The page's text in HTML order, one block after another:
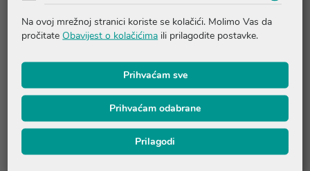
Vichy DERMABLEND 3D
Na ovoj mrežnoj stranici koriste se kolačići. Molimo Vas da
pročitate Obavijest o kolačićima ili prilagodite postavke.
Prihvaćam sve
Prihvaćam odabrane
Prilagodi